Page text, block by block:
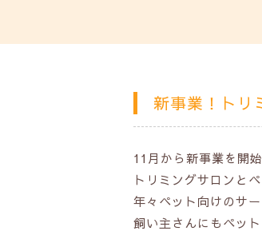
新事業！トリ
11月から新事業を開始
トリミングサロンと
年々ペット向けのサ
飼い主さんにもペッ